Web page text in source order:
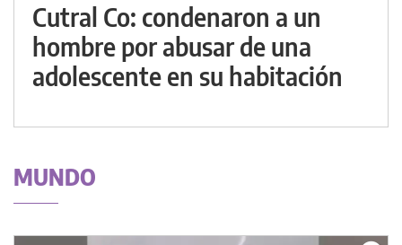
Cutral Co: condenaron a un
hombre por abusar de una
adolescente en su habitación
MUNDO